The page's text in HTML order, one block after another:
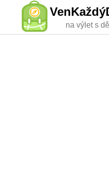
na výlet s